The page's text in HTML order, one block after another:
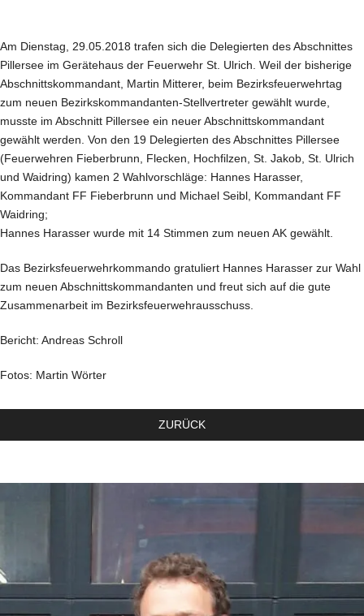
Am Dienstag, 29.05.2018 trafen sich die Delegierten des Abschnittes
Pillersee im Gerätehaus der Feuerwehr St. Ulrich. Weil der bisherige
Abschnittskommandant, Martin Mitterer, beim Bezirksfeuerwehrtag
zum neuen Bezirkskommandanten-Stellvertreter gewählt wurde,
musste im Abschnitt Pillersee ein neuer Abschnittskommandant
gewählt werden. Von den 19 Delegierten des Abschnittes Pillersee
(Feuerwehren Fieberbrunn, Flecken, Hochfilzen, St. Jakob, St. Ulrich
und Waidring) kamen 2 Wahlvorschläge: Hannes Harasser,
Kommandant FF Fieberbrunn und Michael Seibl, Kommandant FF
Waidring;
Hannes Harasser wurde mit 14 Stimmen zum neuen AK gewählt.
Das Bezirksfeuerwehrkommando gratuliert Hannes Harasser zur Wahl
zum neuen Abschnittskommandanten und freut sich auf die gute
Zusammenarbeit im Bezirksfeuerwehrausschuss.
Bericht: Andreas Schroll
Fotos: Martin Wörter
ZURÜCK